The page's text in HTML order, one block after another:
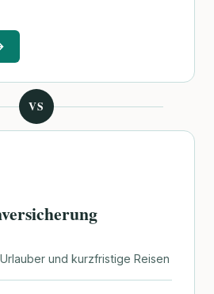
VS
und kurzfristige Reisen